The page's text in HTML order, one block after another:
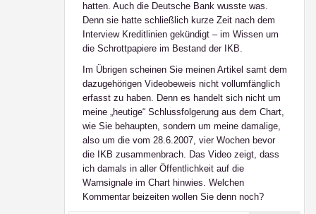
hatten. Auch die Deutsche Bank wusste was.
Denn sie hatte schließlich kurze Zeit nach dem
Interview Kreditlinien gekündigt – im Wissen um
die Schrottpapiere im Bestand der IKB.
Im Übrigen scheinen Sie meinen Artikel samt dem
dazugehörigen Videobeweis nicht vollumfänglich
erfasst zu haben. Denn es handelt sich nicht um
meine „heutige“ Schlussfolgerung aus dem Chart,
wie Sie behaupten, sondern um meine damalige,
also um die vom 28.6.2007, vier Wochen bevor
die IKB zusammenbrach. Das Video zeigt, dass
ich damals in aller Öffentlichkeit auf die
Warnsignale im Chart hinwies. Welchen
Kommentar beizeiten wollen Sie denn noch?